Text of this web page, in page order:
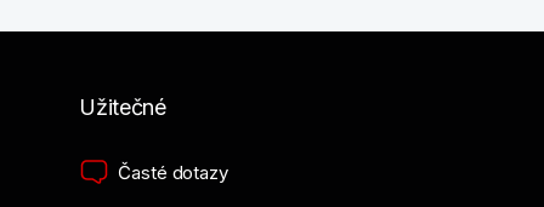
Užitečné
Časté dotazy